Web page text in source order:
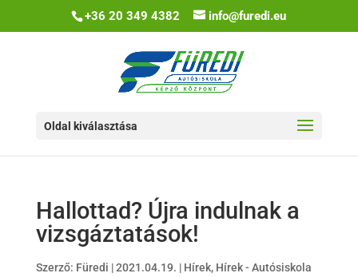
+36 20 349 4382 info@furedi.eu
Oldal kiválasztása
Hallottad? Újra indulnak a
vizsgáztatások!
Szerző: Füredi |2021.04.19. | Hírek, Hírek - Autósiskola